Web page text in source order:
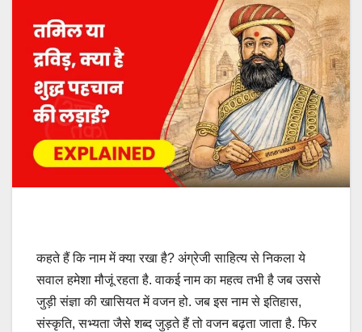
कहते हैं कि नाम में क्या रखा है? अंग्रेजी साहित्य से निकला ये
सवाल हमेशा मौजूं रहता है. वाकई नाम का महत्व तभी है जब उससे
जुड़ी संज्ञा की खासियत में वजन हो. जब इस नाम से इतिहास,
संस्कृति, सभ्यता जैसे शब्द जुड़ते हैं तो वजन बढ़ता जाता है. फिर